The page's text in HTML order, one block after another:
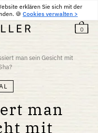
erklären Sie sich mit der
🍪 Cookies verwalten >
VON30€KAUFEN
0
man sein Gesicht mit
man
mit